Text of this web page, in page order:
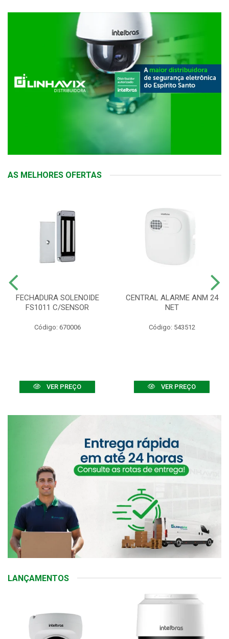
AS MELHORES OFERTAS
FECHADURA SOLENOIDE
FS1011 C/SENSOR
Código: 670006
VER PREÇO
CENTRAL ALARME ANM 24
NET
Código: 543512
VER PREÇO
LANÇAMENTOS